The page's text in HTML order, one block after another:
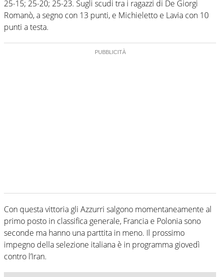
25-15; 25-20; 25-23. Sugli scudi tra i ragazzi di De Giorgi
Romanò, a segno con 13 punti, e Michieletto e Lavia con 10
punti a testa.
Con questa vittoria gli Azzurri salgono momentaneamente al
primo posto in classifica generale, Francia e Polonia sono
seconde ma hanno una parttita in meno. Il prossimo
impegno della selezione italiana è in programma giovedì
contro l’Iran.